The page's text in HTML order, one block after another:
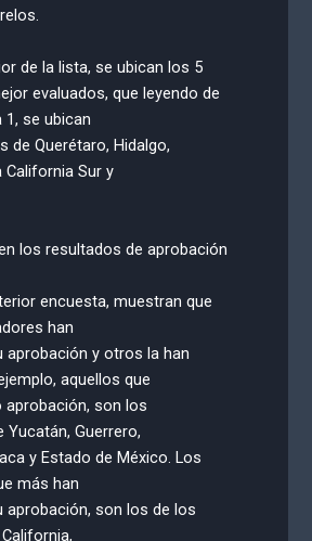
de la lista, se ubican los 5
evaluados, que leyendo de
1, se ubican
de Querétaro, Hidalgo,
California Sur y
los resultados de aprobación
encuesta, muestran que
han
aprobación y otros la han
aquellos que
aprobación, son los
Yucatán, Guerrero,
y Estado de México. Los
más han
aprobación, son los de los